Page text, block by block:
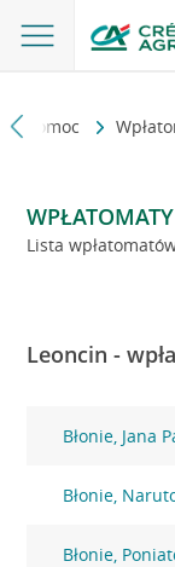
i pomoc
WPŁATOMATY
Lista
Leoncin -
Błonie, Jana
Błonie,
Błonie,